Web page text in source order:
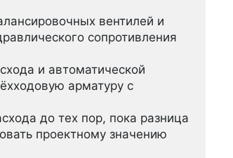
вентилей и
сопротивления
и автоматической
арматуру с
до тех пор, пока разница
проектному значению